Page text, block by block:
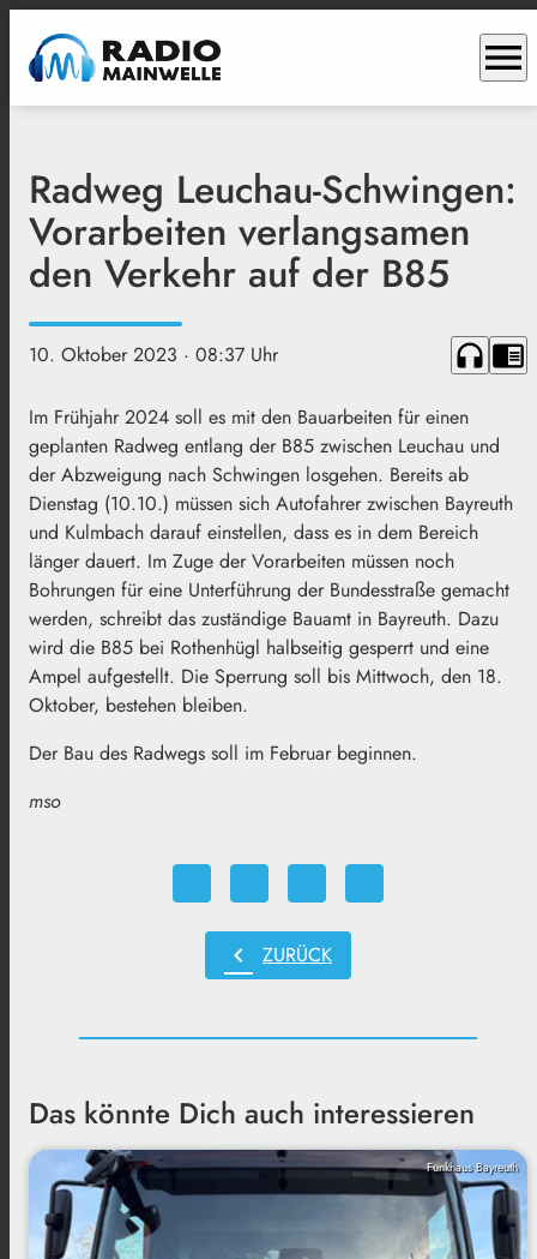
menu
Radweg Leuchau-Schwingen:
Vorarbeiten verlangsamen
den Verkehr auf der B85
10. Oktober 2023 · 08:37 Uhr headphones chrome_reader_mode
Im Frühjahr 2024 soll es mit den Bauarbeiten für einen
geplanten Radweg entlang der B85 zwischen Leuchau und
der Abzweigung nach Schwingen losgehen. Bereits ab
Dienstag (10.10.) müssen sich Autofahrer zwischen Bayreuth
und Kulmbach darauf einstellen, dass es in dem Bereich
länger dauert. Im Zuge der Vorarbeiten müssen noch
Bohrungen für eine Unterführung der Bundesstraße gemacht
werden, schreibt das zuständige Bauamt in Bayreuth. Dazu
wird die B85 bei Rothenhügl halbseitig gesperrt und eine
Ampel aufgestellt. Die Sperrung soll bis Mittwoch, den 18.
Oktober, bestehen bleiben.
Der Bau des Radwegs soll im Februar beginnen.
mso
chevron_left ZURÜCK
Das könnte Dich auch interessieren
Funkhaus Bayreuth